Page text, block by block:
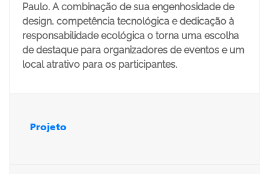
Paulo. A combinação de sua engenhosidade de
design, competência tecnológica e dedicação à
responsabilidade ecológica o torna uma escolha
de destaque para organizadores de eventos e um
local atrativo para os participantes.
Projeto